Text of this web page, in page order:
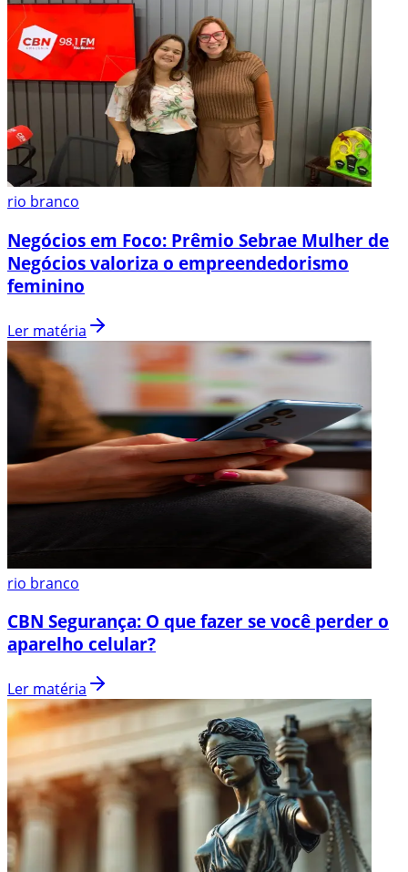
rio branco
Negócios em Foco: Prêmio Sebrae Mulher de
Negócios valoriza o empreendedorismo
feminino
Ler matéria
rio branco
CBN Segurança: O que fazer se você perder o
aparelho celular?
Ler matéria